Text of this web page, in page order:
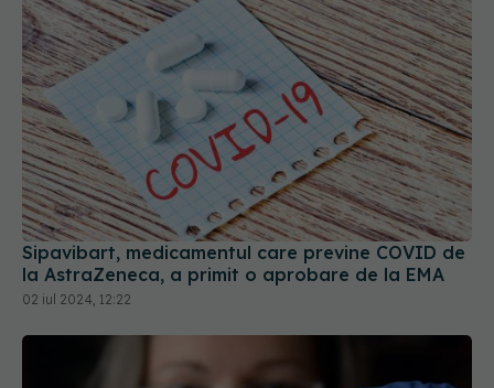
Sipavibart, medicamentul care previne COVID de
la AstraZeneca, a primit o aprobare de la EMA
02 iul 2024, 12:22